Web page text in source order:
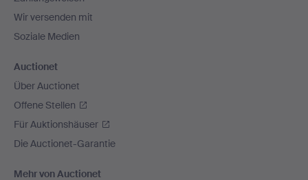
Wir versenden mit
Soziale Medien
Auctionet
Über Auctionet
Offene Stellen
Für Auktionshäuser
Die Auctionet-Garantie
Mehr von Auctionet